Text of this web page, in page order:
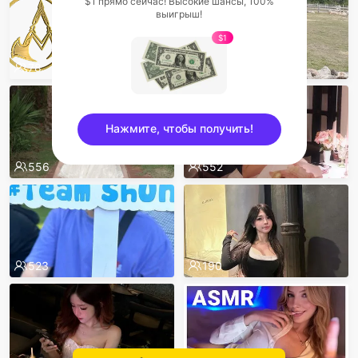
78 1.2k
556 552
523 190
выигрыш!
$1
Нажмите, чтобы получить!
sentinelEnd